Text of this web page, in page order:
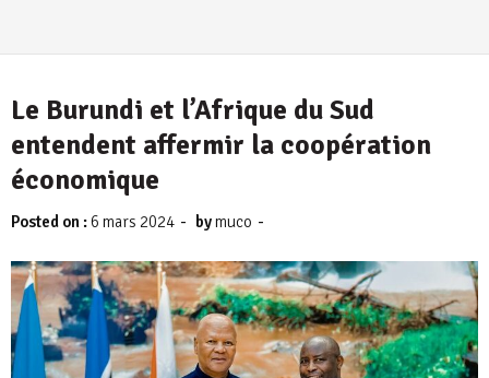
Le Burundi et l’Afrique du Sud
entendent affermir la coopération
économique
Posted on :6 mars 2024 - bymuco -